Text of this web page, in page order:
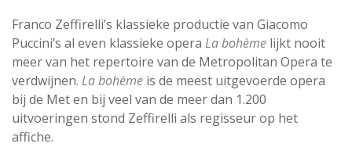
Franco Zeffirelli’s klassieke productie van Giacomo
Puccini’s al even klassieke opera La bohème lijkt nooit
meer van het repertoire van de Metropolitan Opera te
verdwijnen. La bohème is de meest uitgevoerde opera
bij de Met en bij veel van de meer dan 1.200
uitvoeringen stond Zeffirelli als regisseur op het
affiche.